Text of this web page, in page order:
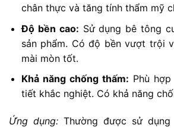
chân thực và tăng tính thẩm mỹ
Độ bền cao: Sử dụng bê tông
sản phẩm. Có độ bền vượt trội
mài mòn tốt.
Khả năng chống thấm: Phù
tiết khắc nghiệt. Có khả năng
Ứng dụng: Thường được sử